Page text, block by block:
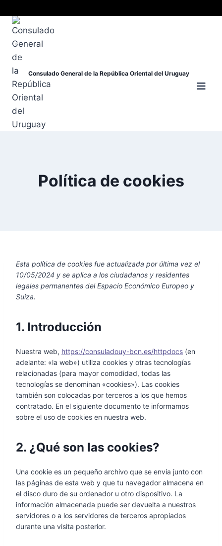
Consulado General de la República Oriental del Uruguay
Política de cookies
Esta política de cookies fue actualizada por última vez el
10/05/2024 y se aplica a los ciudadanos y residentes
legales permanentes del Espacio Económico Europeo y
Suiza.
1. Introducción
Nuestra web, https://consuladouy-bcn.es/httpdocs (en
adelante: «la web») utiliza cookies y otras tecnologías
relacionadas (para mayor comodidad, todas las
tecnologías se denominan «cookies»). Las cookies
también son colocadas por terceros a los que hemos
contratado. En el siguiente documento te informamos
sobre el uso de cookies en nuestra web.
2. ¿Qué son las cookies?
Una cookie es un pequeño archivo que se envía junto con
las páginas de esta web y que tu navegador almacena en
el disco duro de su ordenador u otro dispositivo. La
información almacenada puede ser devuelta a nuestros
servidores o a los servidores de terceros apropiados
durante una visita posterior.